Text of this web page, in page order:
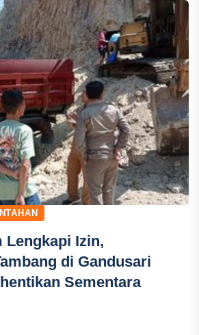
Lengkapi Izin,
di Gandusari
Sementara